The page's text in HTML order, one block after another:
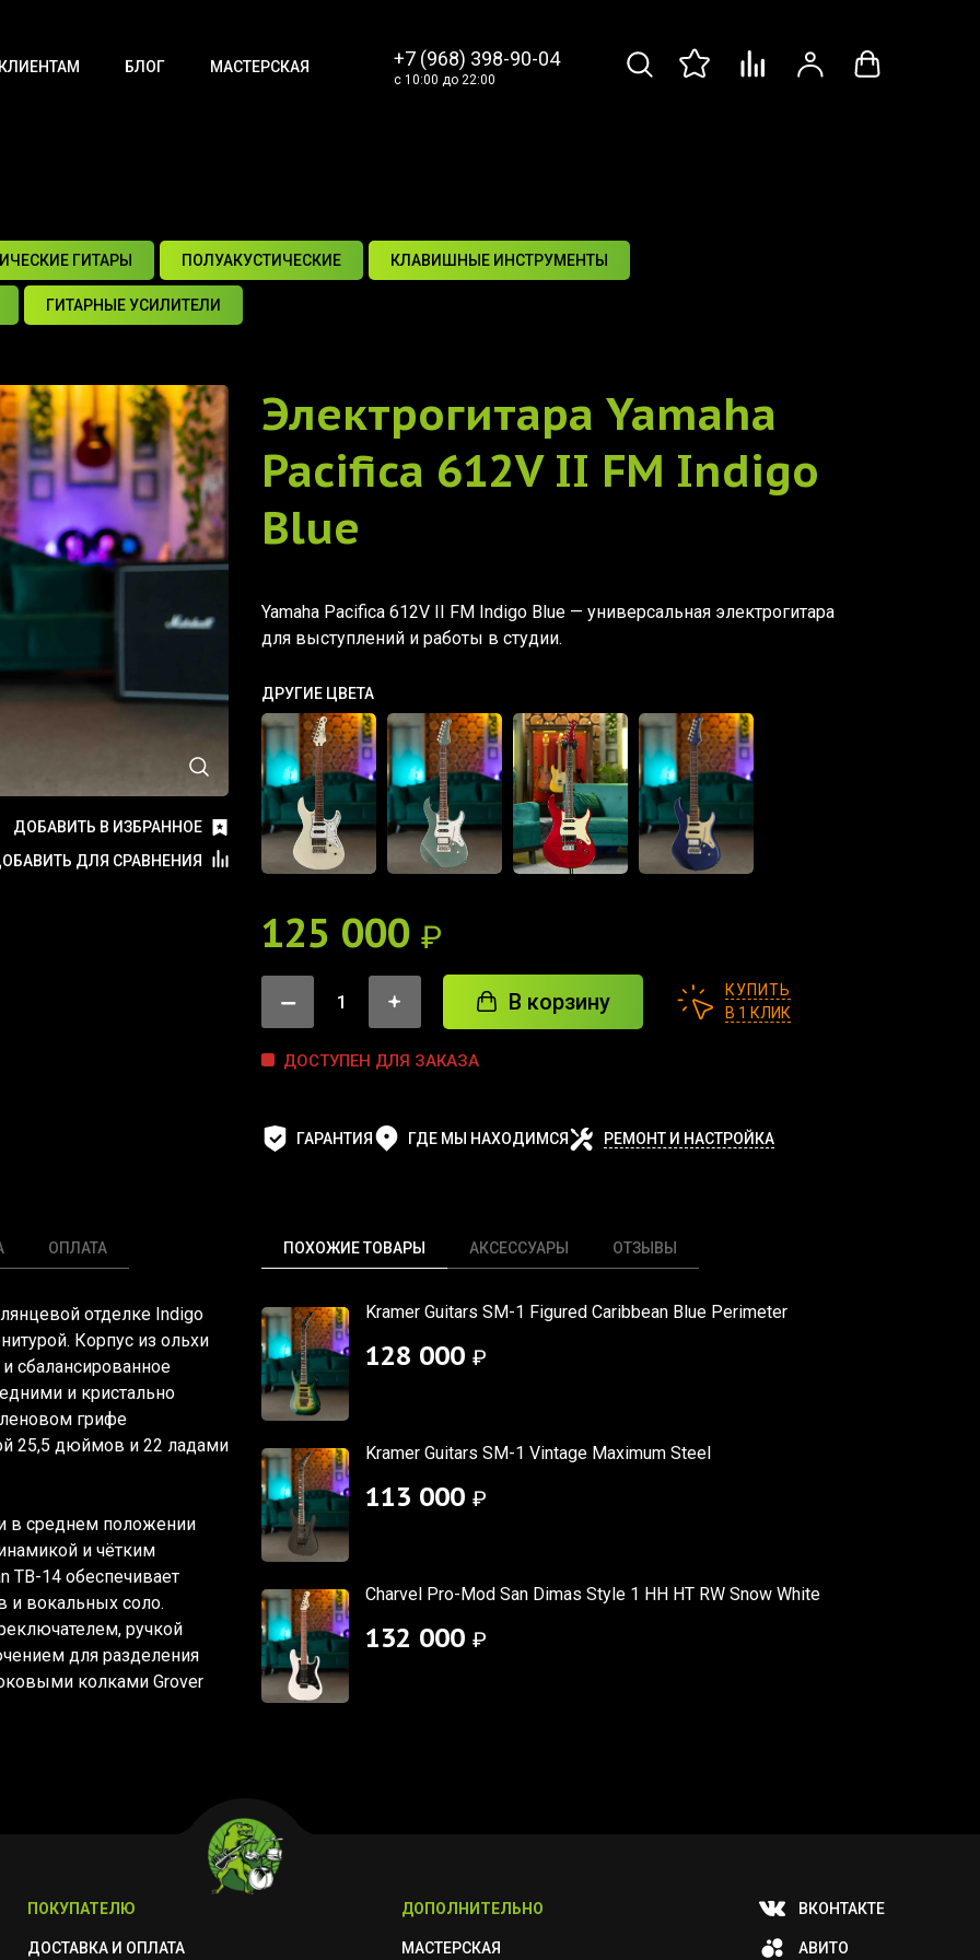
БЛОГ МАСТЕРСКАЯ +7 (968) 398-90-04
с 10:00 до 22:00
ГИТАРЫ ПОЛУАКУСТИЧЕСКИЕ КЛАВИШНЫЕ ИНСТРУМЕНТЫ
ГИТАРНЫЕ УСИЛИТЕЛИ
ДОБАВИТЬ В ИЗБРАННОЕ
ДЛЯ СРАВНЕНИЯ
Электрогитара Yamaha
Pacifica 612V II FM Indigo
Blue
Yamaha Pacifica 612V II FM Indigo Blue — универсальная электрогитара
для выступлений и работы в студии.
ДРУГИЕ ЦВЕТА
125 000 ₽
В корзину
КУПИТЬ
В 1 КЛИК
ДОСТУПЕН ДЛЯ ЗАКАЗА
ГАРАНТИЯ ГДЕ МЫ НАХОДИМСЯ РЕМОНТ И НАСТРОЙКА
ОПЛАТА
отделке Indigo
Корпус из ольхи
сбалансированное
и кристально
грифе
25,5 дюймов и 22 ладами
в среднем положении
и чётким
TB-14 обеспечивает
и вокальных соло.
ручкой
для разделения
колками Grover
ПОХОЖИЕ ТОВАРЫ АКСЕССУАРЫ ОТЗЫВЫ
Kramer Guitars SM-1 Figured Caribbean Blue Perimeter
128 000 ₽
Kramer Guitars SM-1 Vintage Maximum Steel
113 000 ₽
Charvel Pro-Mod San Dimas Style 1 HH HT RW Snow White
132 000 ₽
ПОКУПАТЕЛЮ
ДОСТАВКА И ОПЛАТА
ДОПОЛНИТЕЛЬНО
МАСТЕРСКАЯ
ВКОНТАКТЕ
АВИТО